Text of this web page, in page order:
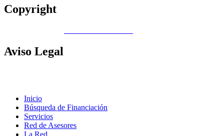
Copyright
Aviso Legal
Inicio
Búsqueda de Financiación
Servicios
Red de Asesores
La Red